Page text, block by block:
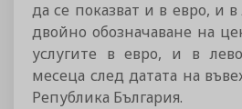
да се показват и в евро, и
двойно обозначаване на
услугите в евро, и в
месеца след датата на
Република България.